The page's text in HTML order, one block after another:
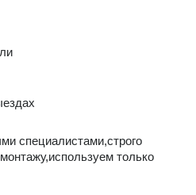
специалистами,строго
только